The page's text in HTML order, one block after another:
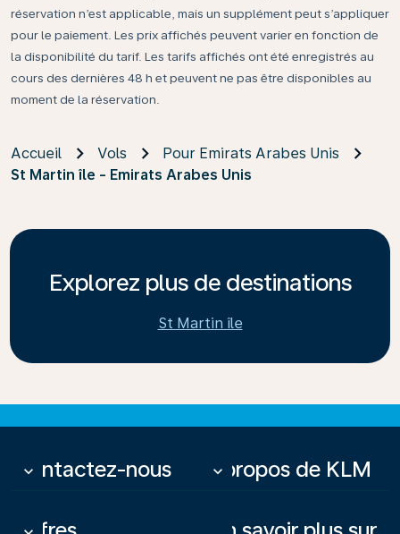
réservation n’est applicable, mais un supplément peut s’appliquer
pour le paiement. Les prix affichés peuvent varier en fonction de
la disponibilité du tarif. Les tarifs affichés ont été enregistrés au
cours des dernières 48 h et peuvent ne pas être disponibles au
moment de la réservation.
Accueil Vols
Pour Emirats Arabes Unis
St Martin île - Emirats Arabes Unis
Explorez plus de destinations
St Martin île
Contactez-nous
keyboard_arrow_down À propos de KLM
keyboard_arrow_down